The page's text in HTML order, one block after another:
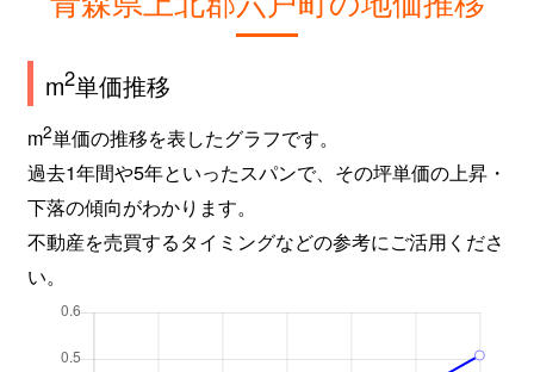
m2単価推移
m2単価の推移を表したグラフです。
過去1年間や5年といったスパンで、その坪単価の上昇・
下落の傾向がわかります。
不動産を売買するタイミングなどの参考にご活用くださ
い。